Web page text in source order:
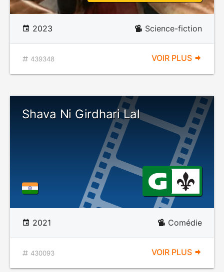
2023 Science-fiction
439348 VOIR PLUS
Shava Ni Girdhari Lal
2021 Comédie
430093 VOIR PLUS